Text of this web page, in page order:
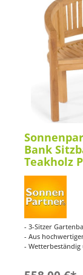
Bank
Teakholz
- 3-Sitzer
- Aus
-